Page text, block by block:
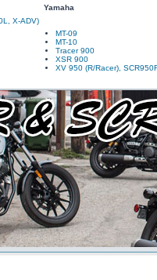
Yamaha
X-ADV)
MT-09
MT-10
Tracer 900
XSR 900
XV 950 (R/Racer),